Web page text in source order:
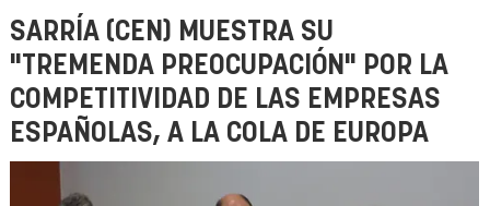
SARRÍA (CEN) MUESTRA SU
"TREMENDA PREOCUPACIÓN" POR LA
COMPETITIVIDAD DE LAS EMPRESAS
ESPAÑOLAS, A LA COLA DE EUROPA